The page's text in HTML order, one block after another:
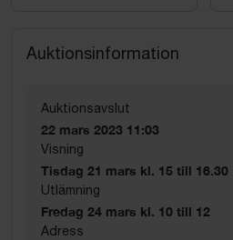
Auktionsinformation
Auktionsavslut
22 mars 2023 11:03
Visning
Tisdag 21 mars kl. 15 till 16.30
Utlämning
Fredag 24 mars kl. 10 till 12
Adress